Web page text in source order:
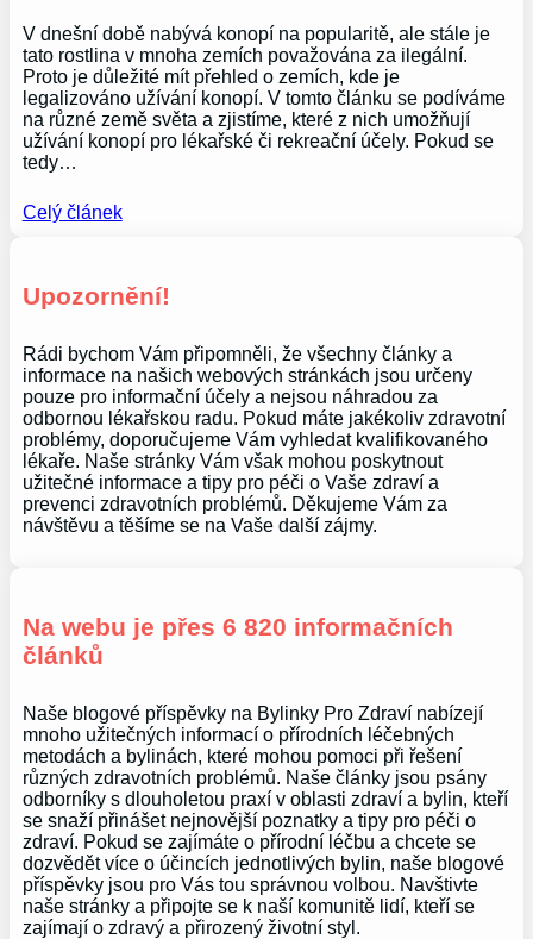
V dnešní době nabývá konopí na popularitě, ale stále je
tato rostlina v mnoha zemích považována za ilegální.
Proto je důležité mít přehled o zemích, kde je
legalizováno užívání konopí. V tomto článku se podíváme
na různé země světa a zjistíme, které z nich umožňují
užívání konopí pro lékařské či rekreační účely. Pokud se
tedy…
Celý článek
Upozornění!
Rádi bychom Vám připomněli, že všechny články a
informace na našich webových stránkách jsou určeny
pouze pro informační účely a nejsou náhradou za
odbornou lékařskou radu. Pokud máte jakékoliv zdravotní
problémy, doporučujeme Vám vyhledat kvalifikovaného
lékaře. Naše stránky Vám však mohou poskytnout
užitečné informace a tipy pro péči o Vaše zdraví a
prevenci zdravotních problémů. Děkujeme Vám za
návštěvu a těšíme se na Vaše další zájmy.
Na webu je přes 6 820 informačních
článků
Naše blogové příspěvky na Bylinky Pro Zdraví nabízejí
mnoho užitečných informací o přírodních léčebných
metodách a bylinách, které mohou pomoci při řešení
různých zdravotních problémů. Naše články jsou psány
odborníky s dlouholetou praxí v oblasti zdraví a bylin, kteří
se snaží přinášet nejnovější poznatky a tipy pro péči o
zdraví. Pokud se zajímáte o přírodní léčbu a chcete se
dozvědět více o účincích jednotlivých bylin, naše blogové
příspěvky jsou pro Vás tou správnou volbou. Navštivte
naše stránky a připojte se k naší komunitě lidí, kteří se
zajímají o zdravý a přirozený životní styl.